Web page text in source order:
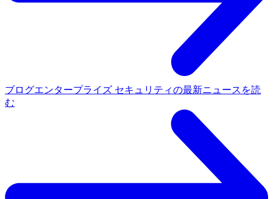
ブログエンタープライズ セキュリティの最新ニュースを読
む